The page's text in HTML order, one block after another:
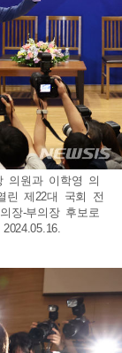
의원과 이학영 의
린 제22대 국회 전
장-부의장 후보로